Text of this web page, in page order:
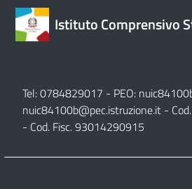
Istituto Comprensivo
Tel: 0784829017 - PEO:
nuic84100b@pec.istruzione.it -
- Cod. Fisc. 93014290915